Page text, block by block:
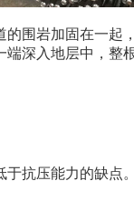
围岩加固在一
深入地层中，
抗压能力的缺点。